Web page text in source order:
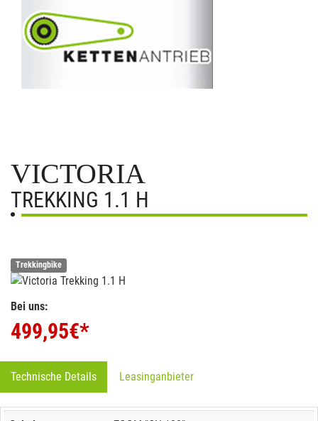
VICTORIA
TREKKING 1.1 H
Trekkingbike
Bei uns:
499,95€*
Technische Details Leasinganbieter